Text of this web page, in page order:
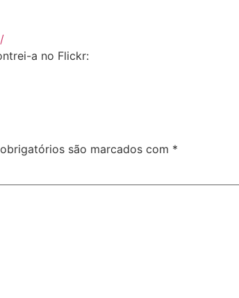
a no Flickr:
são marcados com *